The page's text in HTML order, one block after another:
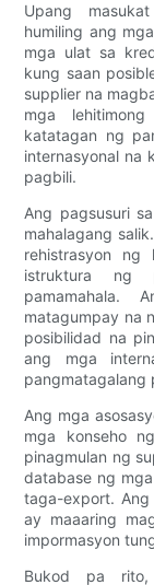
Upang
humiling ang
mga ulat sa
kung saan
supplier na
mga
katatagan ng
internasyonal na
pagbili.
Ang pagsusuri
mahalagang
rehistrasyon ng
istruktura ng
pamamahala.
matagumpay na
posibilidad na
ang mga
pangmatagalang
Ang mga
mga konseho
pinagmulan ng
database ng
taga-export.
ay maaaring
impormasyon
Bukod pa